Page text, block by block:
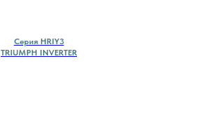
Cерия HRIY3
TRIUMPH INVERTER